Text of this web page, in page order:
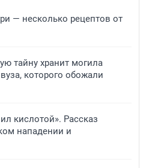
— несколько рецептов от
тайну хранит могила
которого обожали
кислотой». Рассказ
нападении и